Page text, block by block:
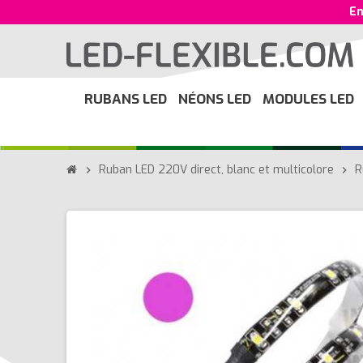
RUBANS LED NÉONS LED MODULES LED
chevron_right Ruban LED 220V direct, blanc et multicolore chevron_right